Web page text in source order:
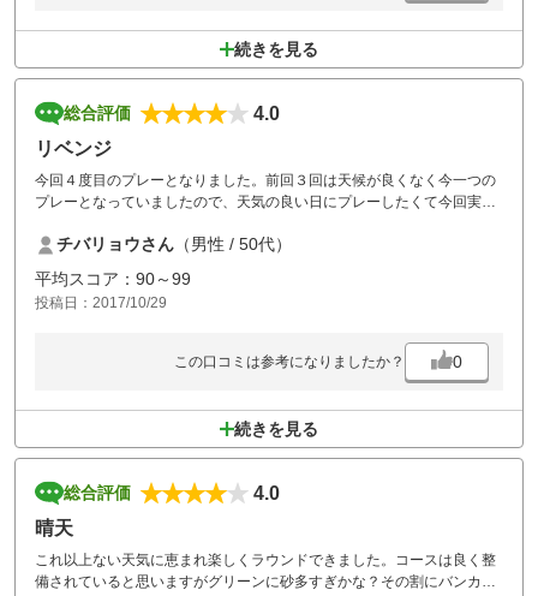
続きを見る
総合評価
4.0
リベンジ
今回４度目のプレーとなりました。前回３回は天候が良くなく今一つの
プレーとなっていましたので、天気の良い日にプレーしたくて今回実現
チバリョウさん （男性 / 50代）
平均スコア：90～99
投稿日：2017/10/29
この口コミは参考になりましたか？ 0
続きを見る
総合評価
4.0
晴天
これ以上ない天気に恵まれ楽しくラウンドできました。コースは良く整
備されていると思いますがグリーンに砂多すぎかな？その割にバンカー